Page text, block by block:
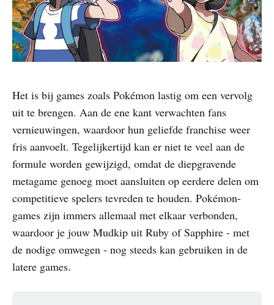
Het is bij games zoals Pokémon lastig om een vervolg
uit te brengen. Aan de ene kant verwachten fans
vernieuwingen, waardoor hun geliefde franchise weer
fris aanvoelt. Tegelijkertijd kan er niet te veel aan de
formule worden gewijzigd, omdat de diepgravende
metagame genoeg moet aansluiten op eerdere delen om
competitieve spelers tevreden te houden. Pokémon-
games zijn immers allemaal met elkaar verbonden,
waardoor je jouw Mudkip uit Ruby of Sapphire - met
de nodige omwegen - nog steeds kan gebruiken in de
latere games.